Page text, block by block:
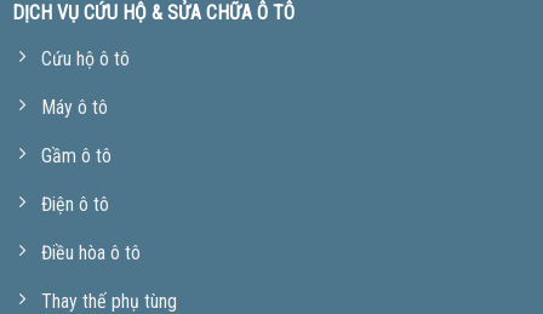
DỊCH VỤ CỨU HỘ & SỬA CHỮA Ô TÔ
Cứu hộ ô tô
Máy ô tô
Gầm ô tô
Điện ô tô
Điều hòa ô tô
Thay thế phụ tùng